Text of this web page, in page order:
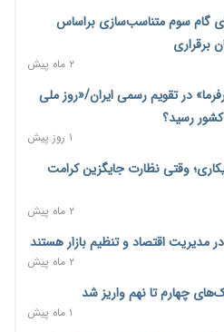
و هزینه معیشت هر روز عمیق‌تر
۱ روز پیش
پردرآمد مشمول پرداخت
۱ روز پیش
پیش‌بینی افزایش تولید برنج؛ نیاز وارداتی کشور به ۵۰۰ هزار تن
۱ روز پیش
امضای تفاهم‌نامه تجاری ایران و پاکستان؛ هدف‌گذاری تجارت ۱۰
تمدید ورود موقت کالا و خودرو تا
گام سوم متناسب‌سازی براساس
۲ ماه پیش
در تقویم رسمی ایران/«روز ملی
رسید؟
۱ روز پیش
وقتی نظارت جایگزین کرامت
۲ ماه پیش
مدیریت اقتصاد و تنظیم بازار هستند
۲ ماه پیش
۱ ماه پیش